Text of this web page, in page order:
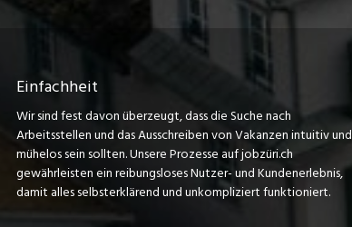
Einfachheit
Wir sind fest davon überzeugt, dass die Suche nach
Arbeitsstellen und das Ausschreiben von Vakanzen intuitiv und
mühelos sein sollten. Unsere Prozesse auf jobzüri.ch
gewährleisten ein reibungsloses Nutzer- und Kundenerlebnis,
damit alles selbsterklärend und unkompliziert funktioniert.